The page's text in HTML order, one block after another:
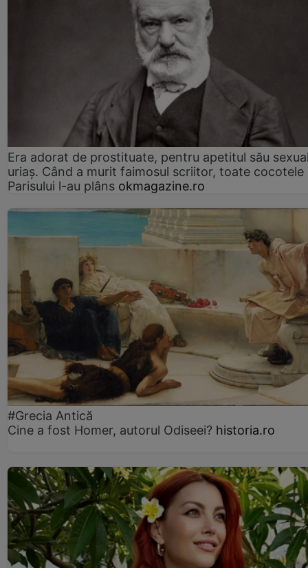
Era adorat de prostituate, pentru apetitul său
uriaș. Când a murit faimosul scriitor, toate cocotele
Parisului l-au plâns okmagazine.ro
#Grecia Antică
Cine a fost Homer, autorul Odiseei? historia.ro